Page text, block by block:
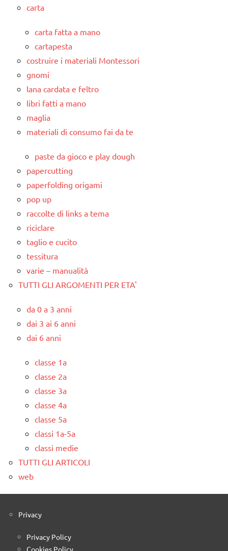
carta
carta fatta a mano
cartapesta
costruire i materiali Montessori
gnomi
lana cardata e feltro
libri fatti a mano
maglia
materiali di consumo fai da te
paste da gioco e play dough
papercutting
paperfolding origami
pop up
raccolte di links a tema
riciclare
taglio e cucito
tessitura
varie – manualità
TUTTI GLI ARGOMENTI PER ETA'
da 0 a 3 anni
dai 3 ai 6 anni
dai 6 anni
classe 1a
classe 2a
classe 3a
classe 4a
classe 5a
classi 1a-5a
classi medie
TUTTI GLI ARTICOLI
web
Privacy
Privacy Policy
Cookies Policy